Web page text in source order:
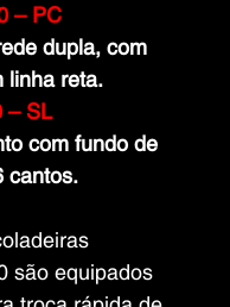
– PC
dupla, com
linha reta.
– SL
com fundo de
cantos.
são equipados